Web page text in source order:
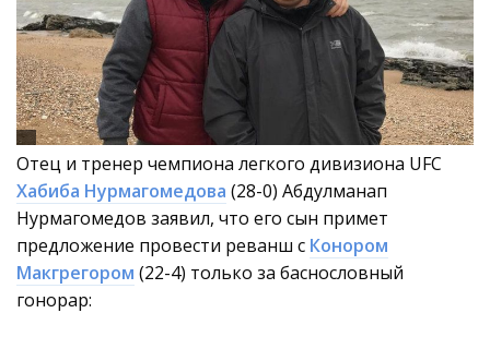
Отец и тренер чемпиона легкого дивизиона UFC
Хабиба Нурмагомедова (28-0) Абдулманап
Нурмагомедов заявил, что его сын примет
предложение провести реванш с Конором
Макгрегором (22-4) только за баснословный
гонорар: